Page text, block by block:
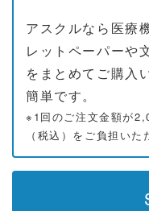
アスクルなら医療
レットペーパーや
をまとめてご購入
簡単です。
※1回のご注文金額が
（税込）をご負担いた